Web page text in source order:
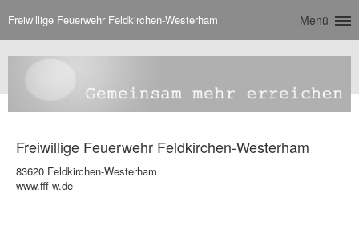
Freiwillige Feuerwehr Feldkirchen-Westerham Menü
Freiwillige Feuerwehr Feldkirchen-Westerham
83620 Feldkirchen-Westerham
www.fff-w.de